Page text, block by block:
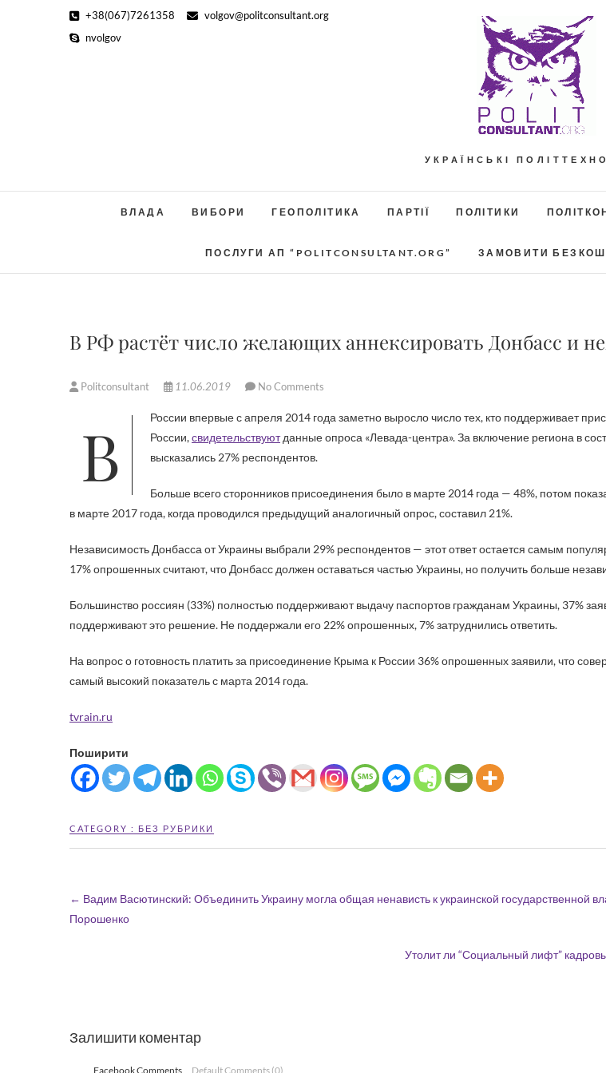
+38(067)7261358
volgov@politconsultant.org
nvolgov
УКРАЇНСЬКІ
ВЛАДА ВИБОРИ ГЕОПОЛІТИКА ПАРТІЇ ПОЛІТИКИ
ПОСЛУГИ АП “POLITCONSULTANT.ORG” ЗАМОВИТИ
В РФ растёт число желающих аннексировать Донбасс и
Politconsultant 11.06.2019 No Comments
В России впервые с апреля 2014 года заметно выросло число тех, кто поддерживает присоединение Донбасса к России,свидетельствуютданные опроса «Левада-центра». За включение региона в
высказались 27% респондентов.
Больше всего сторонников присоединения было в марте 2014 года — 48%, потом
в марте 2017 года, когда проводился предыдущий аналогичный опрос, составил 21%.
Независимость Донбасса от Украины выбрали 29% респондентов — этот ответ остается самым
17% опрошенных считают, что Донбасс должен оставаться частью Украины, но получить больше
Большинство россиян (33%) полностью поддерживают выдачу паспортов гражданам Украины, 37%
поддерживают это решение. Не поддержали его 22% опрошенных, 7% затруднились ответить.
На вопрос о готовность платить за присоединение Крыма к России 36% опрошенных заявили, что
самый высокий показатель с марта 2014 года.
tvrain.ru
Поширити
CATEGORY : БЕЗ РУБРИКИ
← Вадим Васютинский: Объединить Украину могла общая ненависть к украинской государственной
Порошенко
Утолит ли “Социальный лифт”
Залишити коментар
Facebook Comments Default Comments (0)